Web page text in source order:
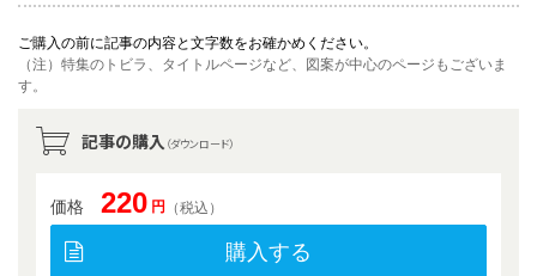
ご購入の前に記事の内容と文字数をお確かめください。
（注）特集のトビラ、タイトルページなど、図案が中心のページもございま
す。
記事の購入 （ダウンロード）
価格 220 円 （税込）
購入する